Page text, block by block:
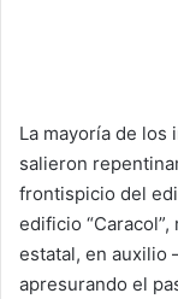
La mayoría de
salieron
frontispicio del
edificio
estatal, en auxilio
apresurando el